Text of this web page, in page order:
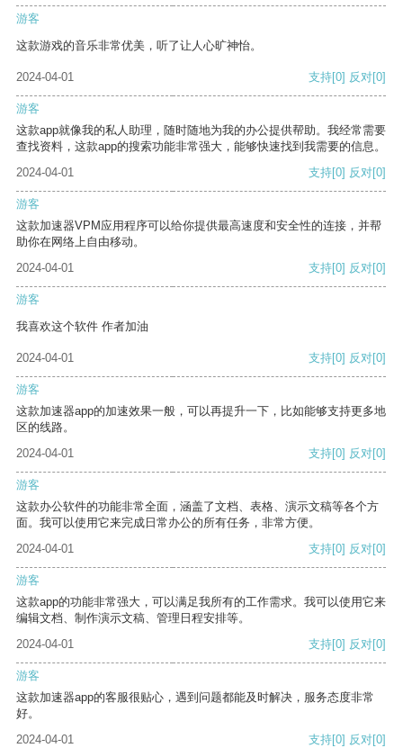
游客
这款游戏的音乐非常优美，听了让人心旷神怡。
2024-04-01 支持[0] 反对[0]
游客
这款app就像我的私人助理，随时随地为我的办公提供帮助。我经常需要
查找资料，这款app的搜索功能非常强大，能够快速找到我需要的信息。
2024-04-01
支持[0] 反对[0]
游客
这款加速器VPM应用程序可以给你提供最高速度和安全性的连接，并帮
助你在网络上自由移动。
2024-04-01
支持[0] 反对[0]
游客
我喜欢这个软件 作者加油
2024-04-01 支持[0] 反对[0]
游客
这款加速器app的加速效果一般，可以再提升一下，比如能够支持更多地
区的线路。
2024-04-01
支持[0] 反对[0]
游客
这款办公软件的功能非常全面，涵盖了文档、表格、演示文稿等各个方
面。我可以使用它来完成日常办公的所有任务，非常方便。
2024-04-01
支持[0] 反对[0]
游客
这款app的功能非常强大，可以满足我所有的工作需求。我可以使用它来
编辑文档、制作演示文稿、管理日程安排等。
2024-04-01
支持[0] 反对[0]
游客
这款加速器app的客服很贴心，遇到问题都能及时解决，服务态度非常
好。
2024-04-01
支持[0] 反对[0]